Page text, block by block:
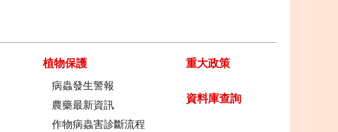
植物保護
病蟲發生警報
農藥最新資訊
作物病蟲害診斷流程
重大政策
資料庫查詢